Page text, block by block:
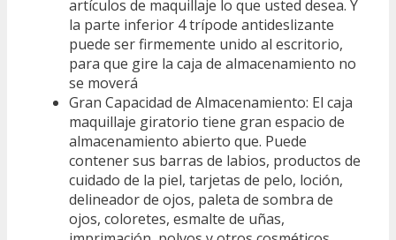
artículos de maquillaje lo que usted desea. Y
la parte inferior 4 trípode antideslizante
puede ser firmemente unido al escritorio,
para que gire la caja de almacenamiento no
se moverá
Gran Capacidad de Almacenamiento: El caja
maquillaje giratorio tiene gran espacio de
almacenamiento abierto que. Puede
contener sus barras de labios, productos de
cuidado de la piel, tarjetas de pelo, loción,
delineador de ojos, paleta de sombra de
ojos, coloretes, esmalte de uñas,